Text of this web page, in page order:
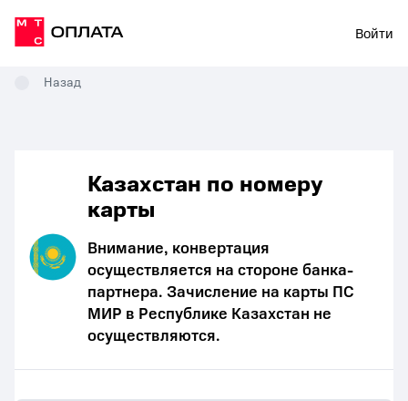
Войти
Назад
Казахстан по номеру
карты
Внимание, конвертация
осуществляется на стороне банка-
партнера. Зачисление на карты ПС
МИР в Республике Казахстан не
осуществляются.